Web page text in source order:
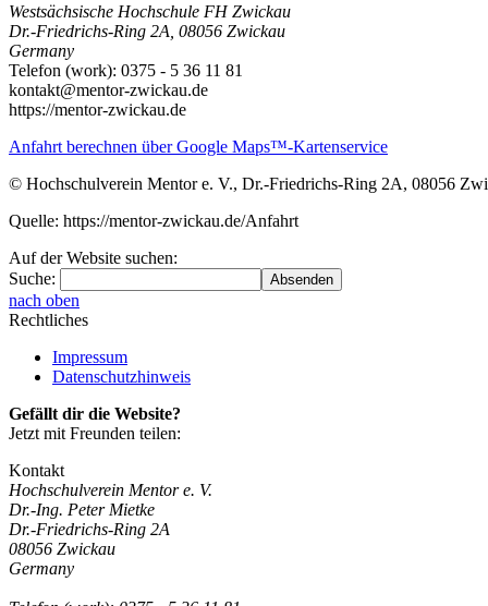
Westsächsische Hochschule FH Zwickau
Dr.-Friedrichs-Ring 2A 08056 Zwickau
Germany
Telefon (work): 0375 - 5 36 11 81
kontakt@mentor-zwickau.de
https://mentor-zwickau.de
Anfahrt berechnen über Google Maps™-Kartenservice
© Hochschulverein Mentor e. V., Dr.-Friedrichs-Ring 2A, 08056
Quelle: https://mentor-zwickau.de/Anfahrt
Auf der Website suchen:
Suche:
nach oben
Rechtliches
Impressum
Datenschutzhinweis
Gefällt dir die Website?
Jetzt mit Freunden teilen:
Kontakt
Hochschulverein Mentor e. V.
Dr.-Ing. Peter Mietke
Dr.-Friedrichs-Ring 2A
08056 Zwickau
Germany